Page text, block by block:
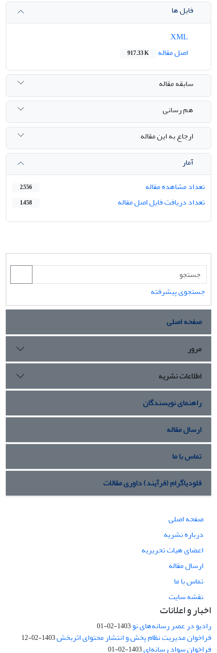
فایل ها
اصل مقاله
917.33 K
سابقه مقاله
هم رسانی
ارجاع به این مقاله
آمار
تعداد مشاهده مقاله
2,556
تعداد دریافت فایل اصل مقاله 1,458
جستجوی پیشرفته
صفحه اصلی
مرور
اطلاعات نشریه
راهنمای نویسندگان
ارسال مقاله
تماس با ما
فلودیاگرام (فرآیند) داوری مقالات
صفحه اصلی
درباره نشریه
اعضای هیات تحریریه
ارسال مقاله
تماس با ما
نقشه سایت
اخبار و اعلانات
رادیو در عصر رسانه‌های نو1403-02-01
فراخوان مدیریت نظام پخش و انتشار محتوای اثربخش1403-02-12
فراخوان سواد رسانه‌ای1403-02-01